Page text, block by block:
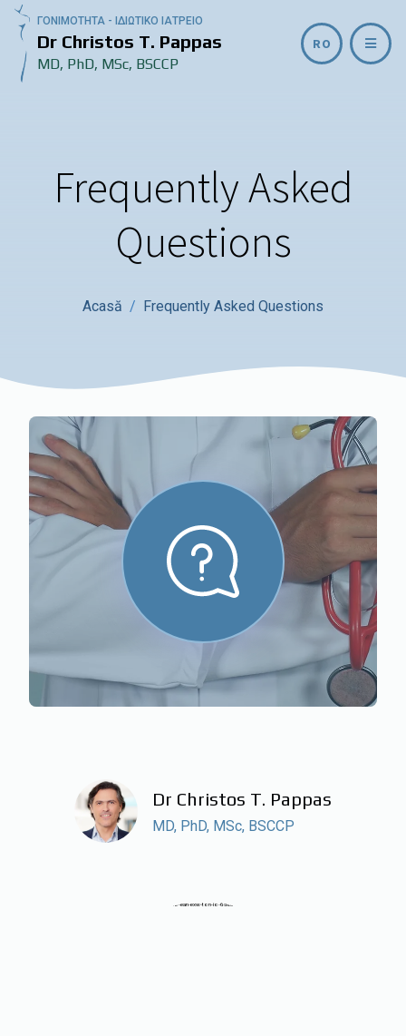
ΓΟΝΙΜΟΤΗΤΑ - ΙΔΙΩΤΙΚΟ ΙΑΤΡΕΙΟ
Dr Christos T. Pappas
MD, PhD, MSc, BSCCP
RO
Frequently Asked
Questions
Acasă Frequently Asked Questions
Dr Christos T. Pappas
MD, PhD, MSc, BSCCP